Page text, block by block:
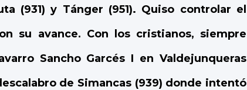
(931) y Tánger (951). Quiso controlar el
su avance. Con
los cristianos, siempre
Sancho Garcés I en Valdejunqueras
de Simancas (939) donde intentó